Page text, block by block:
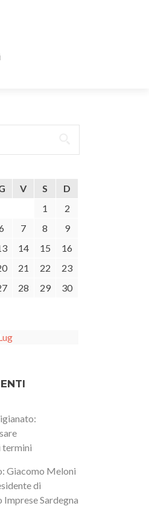
V S
D
1
2
7 8
9
14 15
16
21 22
23
28 29
30
termini
Giacomo Meloni
di
Sardegna